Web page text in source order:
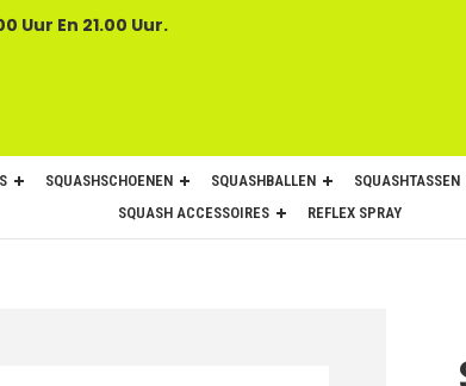
Uur En 21.00 Uur.
SQUASHSCHOENEN SQUASHBALLEN SQUASHTASSEN
SQUASH ACCESSOIRES
REFLEX SPRAY